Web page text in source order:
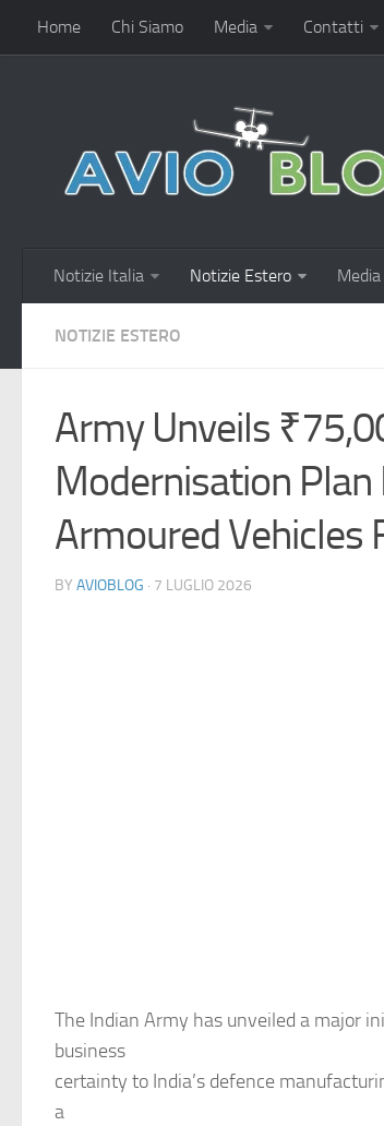
Home Chi Siamo Media Contatti
Notizie Italia Notizie Estero Media
NOTIZIE ESTERO
Army Unveils
Modernisation Plan
Armoured Vehicles
BY AVIOBLOG · 7 LUGLIO 2026
The Indian Army has unveiled a major
business
certainty to India’s defence
a